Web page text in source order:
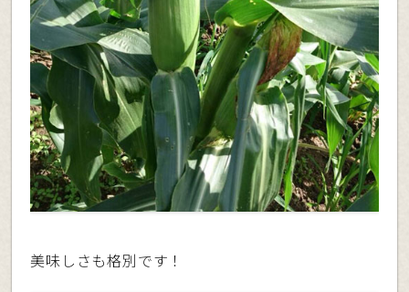
美味しさも格別です！